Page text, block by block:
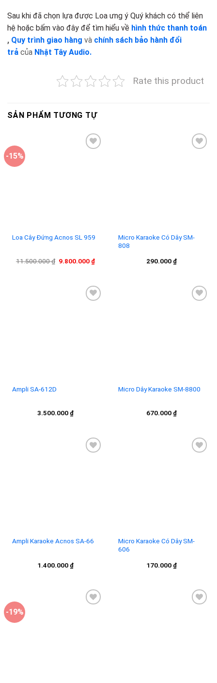
Sau khi đã chọn lựa được Loa ưng ý Quý khách có thể liên
hệ hoặc bấm vào đây để tìm hiểu về hình thức thanh toán
, Quy trình giao hàng và chính sách bảo hành đổi
trả của Nhật Tây Audio.
Rate this product
SẢN PHẨM TƯƠNG TỰ
-15%
Loa Cây Đứng Acnos SL 959
11.500.000₫ Giá
9.800.000 ₫Giá
9.800.000 ₫.
Micro Karaoke Có Dây SM-
808
290.000 ₫
Ampli SA-612D
3.500.000 ₫
Micro Dây Karaoke SM-8800
670.000 ₫
Ampli Karaoke Acnos SA-66
1.400.000 ₫
Micro Karaoke Có Dây SM-
606
170.000 ₫
-19%